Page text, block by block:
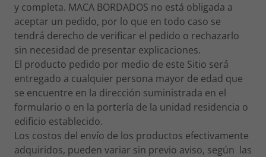
y completa. MACA BORDADOS no está obligada a
aceptar un pedido, por lo que en todo caso se
tendrá derecho de verificar el pedido o rechazarlo
sin necesidad de presentar explicaciones.
El producto pedido por medio de este Sitio será
entregado a cualquier persona mayor de edad que
se encuentre en la dirección suministrada en el
formulario o en la portería de la unidad residencia o
edificio establecido.
Los costos del envío de los productos efectivamente
adquiridos, pueden variar sin previo aviso, según las